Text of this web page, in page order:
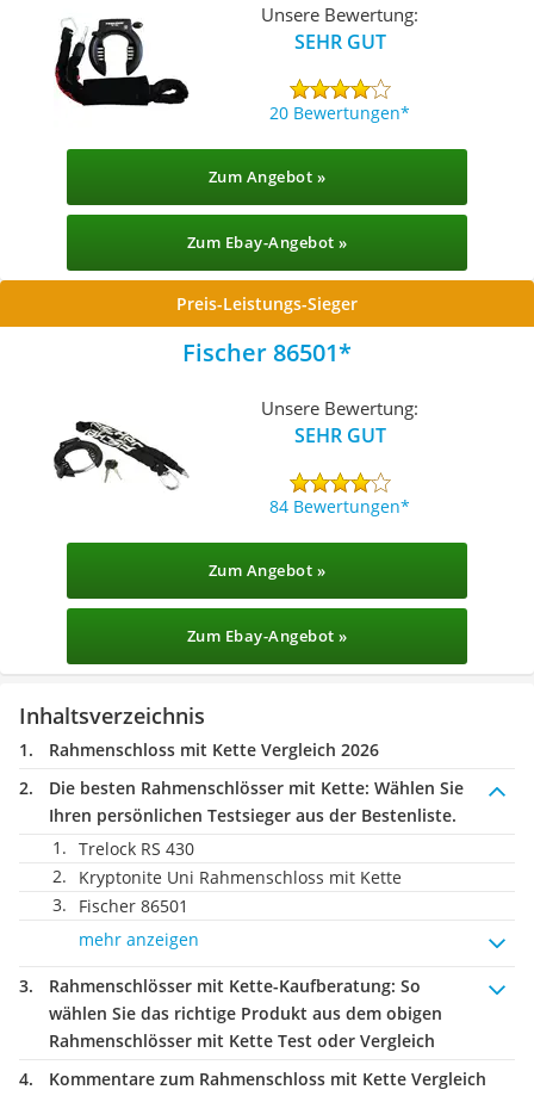
Unsere Bewertung:
SEHR GUT
20 Bewertungen
Zum Angebot »
Zum Ebay-Angebot »
Preis-Leistungs-Sieger
Fischer 86501
Unsere Bewertung:
SEHR GUT
84 Bewertungen
Zum Angebot »
Zum Ebay-Angebot »
Inhaltsverzeichnis
Rahmenschloss mit Kette Vergleich 2026
Die besten Rahmenschlösser mit Kette: Wählen Sie
Ihren persönlichen Testsieger aus der Bestenliste.
Trelock RS 430
Kryptonite Uni Rahmenschloss mit Kette
Fischer 86501
mehr anzeigen
Rahmenschlösser mit Kette-Kaufberatung: So
wählen Sie das richtige Produkt aus dem obigen
Rahmenschlösser mit Kette Test oder Vergleich
Kommentare zum Rahmenschloss mit Kette Vergleich